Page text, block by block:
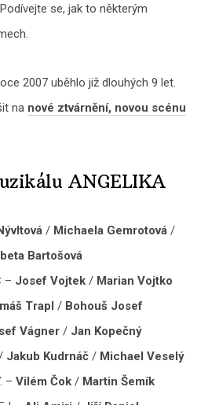
se, jak to některým
2007 uběhlo již dlouhých 9 let.
na nové ztvárnění, novou scénu
ANGELIKA
/ Michaela Gemrotová /
Bartošová
– Josef Vojtek / Marian Vojtko
Trapl / Bohouš Josef
Vágner/ Jan Kopečný
Jakub Kudrnáč / Michael Veselý
– Vilém Čok/ Martin Šemík